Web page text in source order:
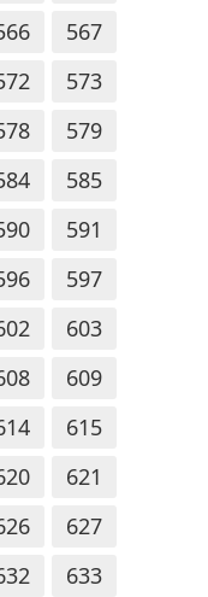
567
573
579
585
591
597
603
609
615
621
627
633